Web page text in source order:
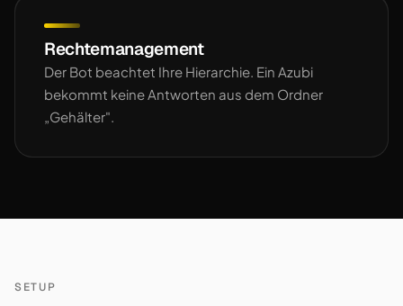
Rechtemanagement
Der Bot beachtet Ihre Hierarchie. Ein Azubi
bekommt keine Antworten aus dem Ordner
„Gehälter".
SETUP